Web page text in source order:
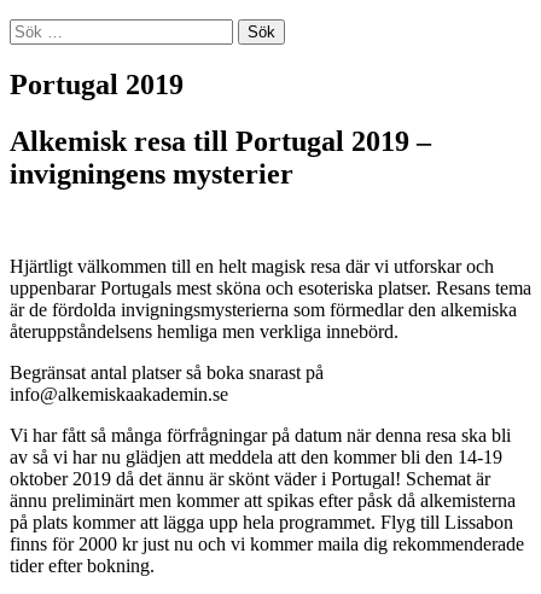
Sök
efter:
Portugal 2019
Alkemisk resa till Portugal 2019 –
invigningens mysterier
Hjärtligt välkommen till en helt magisk resa där vi utforskar och
uppenbarar Portugals mest sköna och esoteriska platser. Resans tema
är de fördolda invigningsmysterierna som förmedlar den alkemiska
återuppståndelsens hemliga men verkliga innebörd.
Begränsat antal platser så boka snarast på
info@alkemiskaakademin.se
Vi har fått så många förfrågningar på datum när denna resa ska bli
av så vi har nu glädjen att meddela att den kommer bli den 14-19
oktober 2019 då det ännu är skönt väder i Portugal! Schemat är
ännu preliminärt men kommer att spikas efter påsk då alkemisterna
på plats kommer att lägga upp hela programmet. Flyg till Lissabon
finns för 2000 kr just nu och vi kommer maila dig rekommenderade
tider efter bokning.